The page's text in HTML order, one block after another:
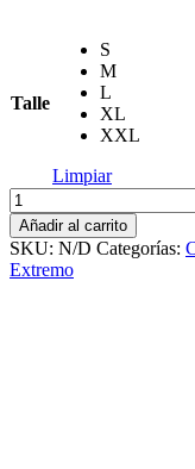
Talle
S
M
L
XL
XXL
Limpiar
casco
punto
extremo
rojo
brillo
Añadir al carrito
SKU: N/D Categorías:
Extremo